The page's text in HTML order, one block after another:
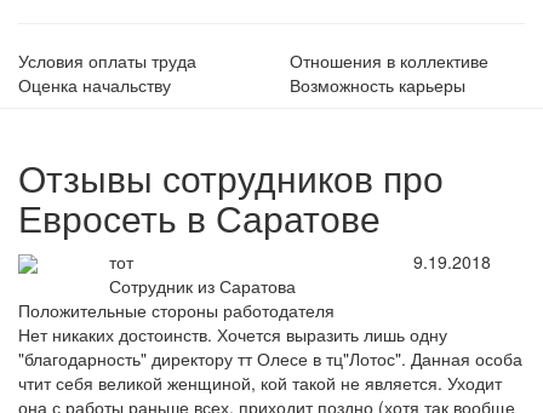
Условия оплаты труда
Отношения в коллективе
Оценка начальству
Возможность карьеры
Отзывы сотрудников про
Евросеть в Саратове
тот
Сотрудник из Саратова
9.19.2018
Положительные стороны работодателя
Нет никаких достоинств. Хочется выразить лишь одну
"благодарность" директору тт Олесе в тц"Лотос". Данная особа
чтит себя великой женщиной, кой такой не является. Уходит
она с работы раньше всех, приходит поздно (хотя так вообще